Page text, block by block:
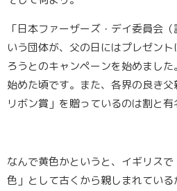
「日本ファーザーズ・デイ委員会
いう団体が、父の日にはプレゼント
ろうとのキャンペーンを始めまし
始めた頃です。また、各界の良き
リボン賞 」を贈っているのは割と有
なんで黄色かというと、イギリス
色」として古くから親しまれてい